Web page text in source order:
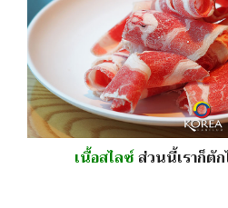
เนื้อสไลซ์ส่วนนี้เราก็ตัก